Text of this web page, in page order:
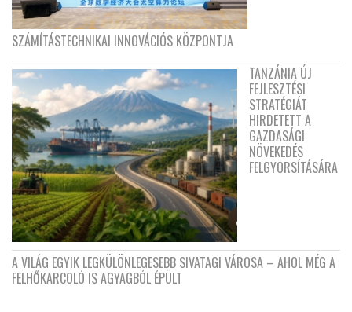
SZÁMÍTÁSTECHNIKAI INNOVÁCIÓS KÖZPONTJA
TANZÁNIA ÚJ
FEJLESZTÉSI
STRATÉGIÁT
HIRDETETT A
GAZDASÁGI
NÖVEKEDÉS
FELGYORSÍTÁSÁRA
A VILÁG EGYIK LEGKÜLÖNLEGESEBB SIVATAGI VÁROSA – AHOL MÉG A
FELHŐKARCOLÓ IS AGYAGBÓL ÉPÜLT